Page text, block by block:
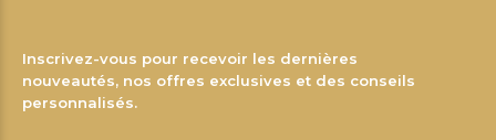
Inscrivez-vous pour recevoir les dernières
nouveautés, nos offres exclusives et des conseils
personnalisés.